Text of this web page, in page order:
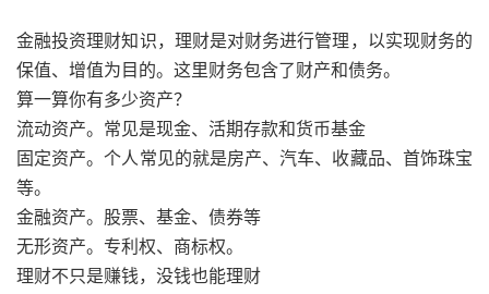
金融投资理财知识，理财是对财务进行管理，以实现财务的
保值、增值为目的。这里财务包含了财产和债务。
算一算你有多少资产？
流动资产。常见是现金、活期存款和货币基金
固定资产。个人常见的就是房产、汽车、收藏品、首饰珠宝
等。
金融资产。股票、基金、债券等
无形资产。专利权、商标权。
理财不只是赚钱，没钱也能理财